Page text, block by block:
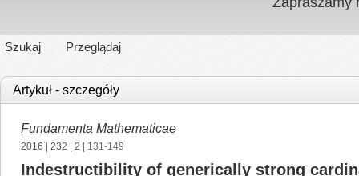
Szukaj Przeglądaj
Artykuł - szczegóły
Fundamenta Mathematicae
2016 232 2 | 131-149
Indestructibility of generically strong